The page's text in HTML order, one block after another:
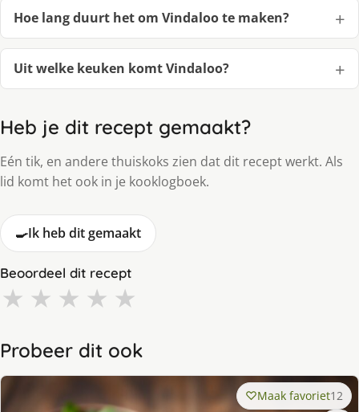
Hoe lang duurt het om Vindaloo te maken?
Uit welke keuken komt Vindaloo?
Heb je dit recept gemaakt?
Eén tik, en andere thuiskoks zien dat dit recept werkt. Als
lid komt het ook in je kooklogboek.
🍳Ik heb dit gemaakt
Beoordeel dit recept
★ ★ ★ ★ ★
Probeer dit ook
Maak favoriet12